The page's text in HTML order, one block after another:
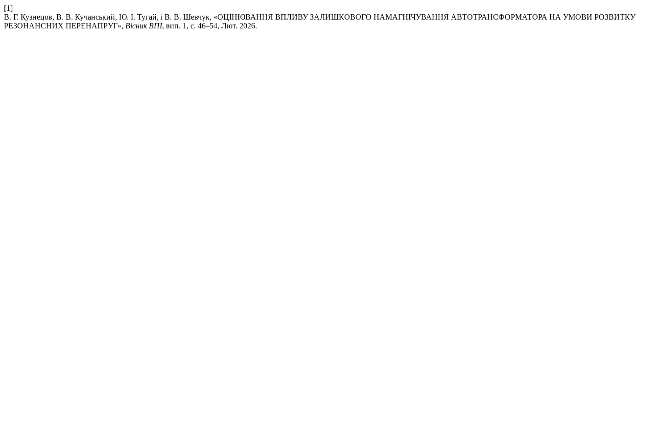
[1]
В. Г. Кузнецов, В. В. Кучанський, Ю. І. Тугай, і В. В. Шевчук, «ОЦІНЮВАННЯ ВПЛИВУ ЗАЛИШКОВОГО НАМАГНІЧУВАННЯ АВТОТРАНСФОРМАТОРА НА УМОВИ РОЗВИТКУ
РЕЗОНАНСНИХ ПЕРЕНАПРУГ», Вісник ВПІ, вип. 1, с. 46–54, Лют. 2026.